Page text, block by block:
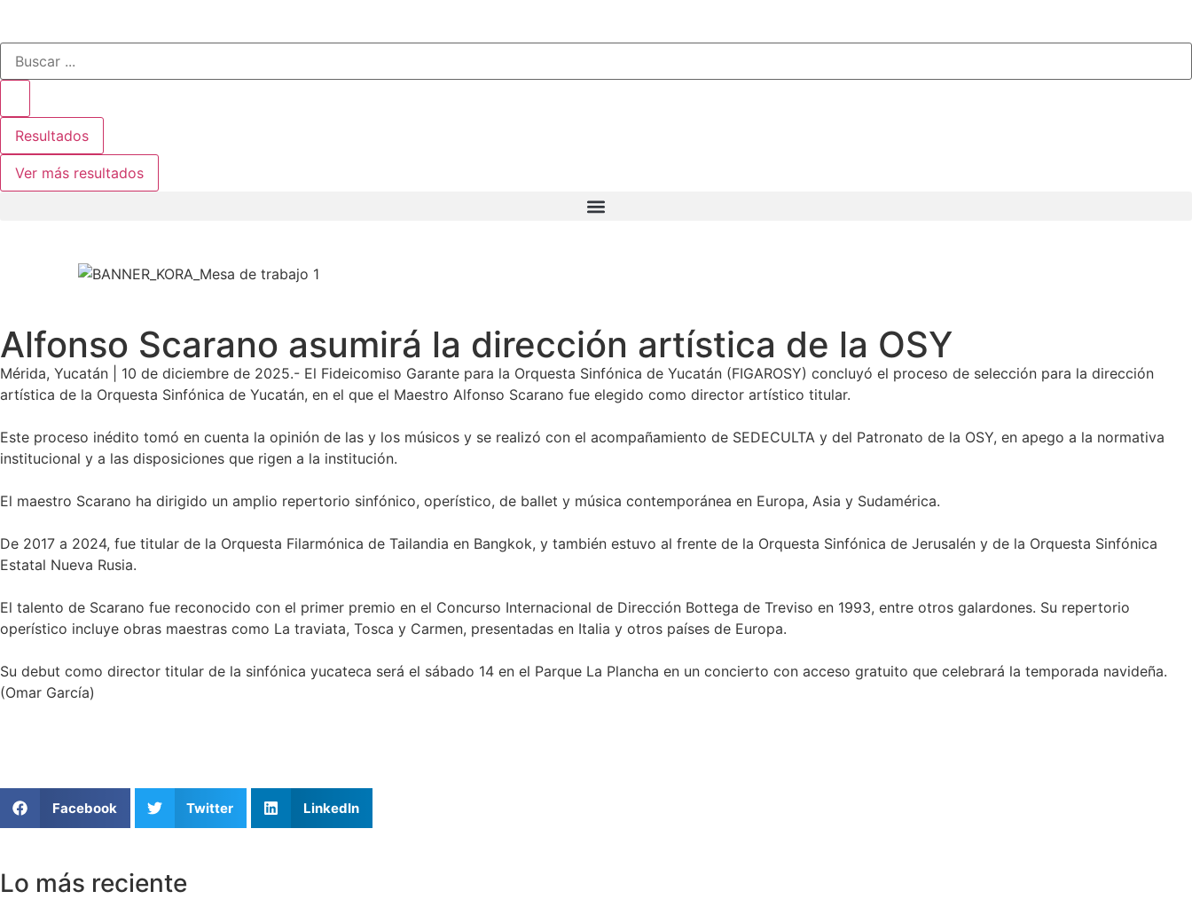
Resultados
Ver más resultados
Alfonso Scarano asumirá la dirección artística de la OSY
Mérida, Yucatán | 10 de diciembre de 2025.- El Fideicomiso Garante para la Orquesta Sinfónica de Yucatán (FIGAROSY) concluyó el proceso de selección para la dirección
artística de la Orquesta Sinfónica de Yucatán, en el que el Maestro Alfonso Scarano fue elegido como director artístico titular.
Este proceso inédito tomó en cuenta la opinión de las y los músicos y se realizó con el acompañamiento de SEDECULTA y del Patronato de la OSY, en apego a la normativa
institucional y a las disposiciones que rigen a la institución.
El maestro Scarano ha dirigido un amplio repertorio sinfónico, operístico, de ballet y música contemporánea en Europa, Asia y Sudamérica.
De 2017 a 2024, fue titular de la Orquesta Filarmónica de Tailandia en Bangkok, y también estuvo al frente de la Orquesta Sinfónica de Jerusalén y de la Orquesta Sinfónica
Estatal Nueva Rusia.
El talento de Scarano fue reconocido con el primer premio en el Concurso Internacional de Dirección Bottega de Treviso en 1993, entre otros galardones. Su repertorio
operístico incluye obras maestras como La traviata, Tosca y Carmen, presentadas en Italia y otros países de Europa.
Su debut como director titular de la sinfónica yucateca será el sábado 14 en el Parque La Plancha en un concierto con acceso gratuito que celebrará la temporada navideña.
(Omar García)
Facebook Twitter LinkedIn
Lo más reciente